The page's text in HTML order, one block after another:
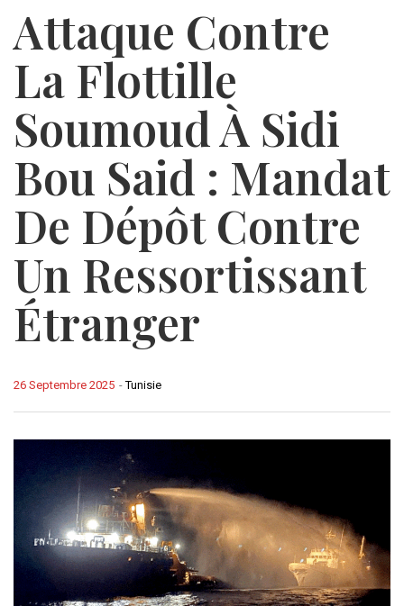
Attaque Contre
La Flottille
Soumoud À Sidi
Bou Said : Mandat
De Dépôt Contre
Un Ressortissant
Étranger
-Tunisie
26 Septembre 2025